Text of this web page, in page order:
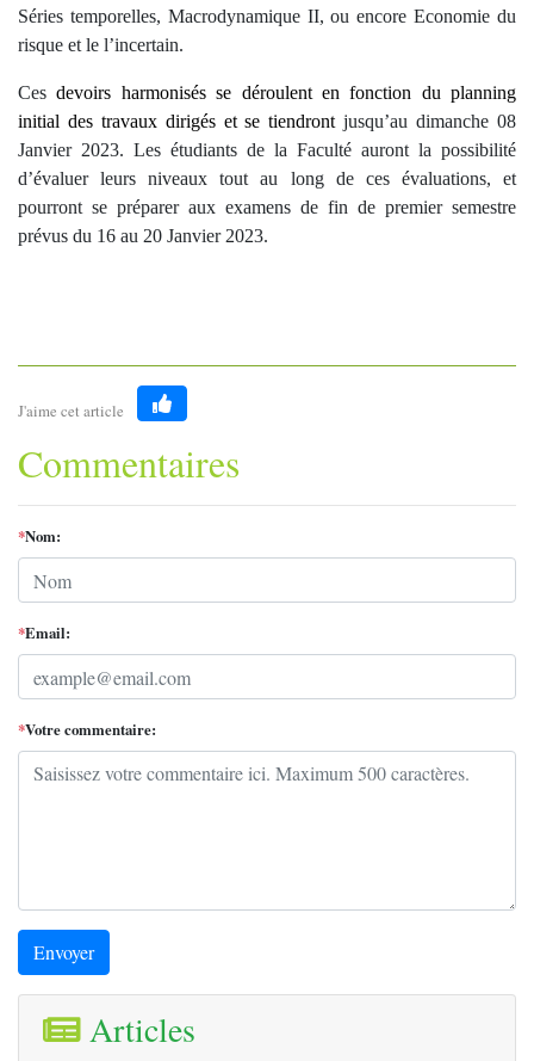
Séries temporelles, Macrodynamique II, ou encore Economie du
risque et le l’incertain.
Cesdevoirs harmonisés se déroulent en fonction du planning
initial des travaux dirigés et se tiendrontjusqu’au dimanche 08
Janvier 2023. Les étudiants de la Faculté auront la possibilité
d’évaluer leurs niveaux tout au long de ces évaluations, et
pourront se préparer aux examens de fin de premier semestre
prévus du 16 au 20 Janvier 2023.
J'aime cet article
Like
Commentaires
*Nom:
*Email:
*Votre commentaire:
Envoyer
Articles